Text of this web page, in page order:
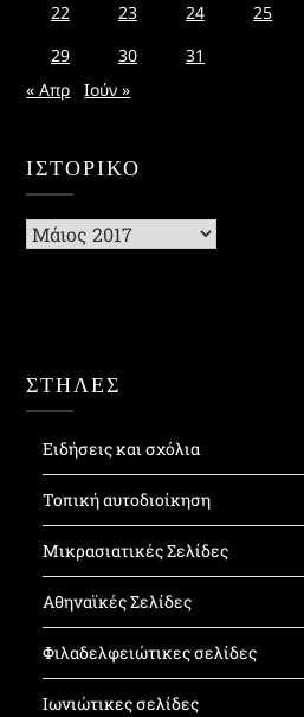
22
23 24 25
29
30
31
« Απρ
Ιούν »
ΙΣΤΟΡΙΚΌ
Ιστορικό
ΣΤΗΛΕΣ
Ειδήσεις και σχόλια
Τοπική αυτοδιοίκηση
Μικρασιατικές Σελίδες
Αθηναϊκές Σελίδες
Φιλαδελφειώτικες σελίδες
Ιωνιώτικες σελίδες